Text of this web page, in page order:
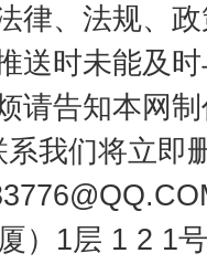
律、法规、
送时未能及
请告知本网
我们将立即
）1层 1 2 1
题”